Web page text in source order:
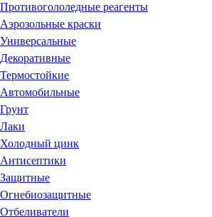
Противогололедные реагенты
Аэрозольные краски
Универсальные
Декоративные
Термостойкие
Автомобильные
Грунт
Лаки
Холодный цинк
Антисептики
Защитные
Огнебиозащитные
Отбеливатели